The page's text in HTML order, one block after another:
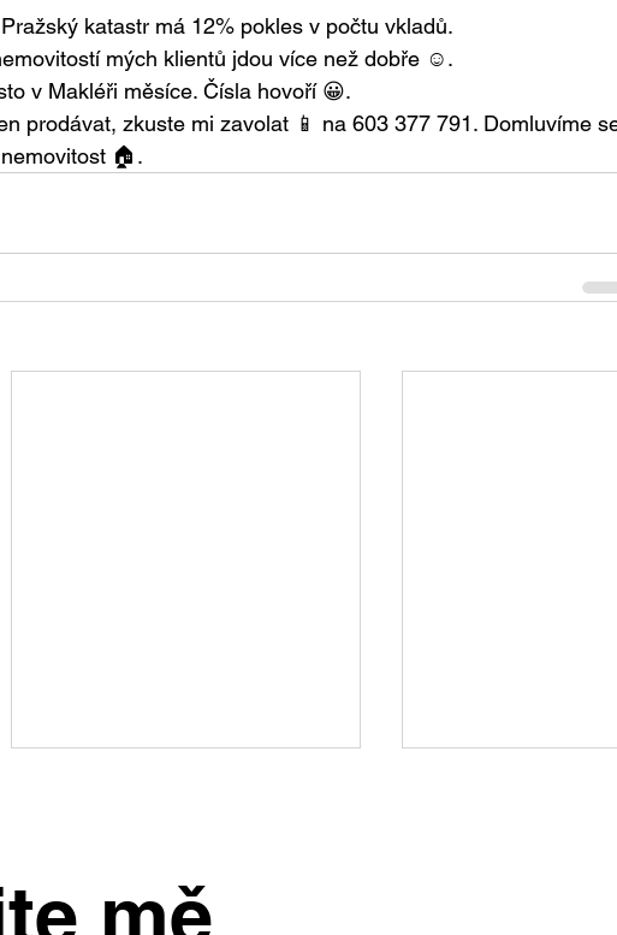
katastr má 12% pokles v počtu vkladů.
mých klientů jdou více než dobře ☺.
v Makléři měsíce. Čísla hovoří 😀.
prodávat, zkuste mi zavolat 📱 na 603 377 791. Domluvíme
🏠.
mě